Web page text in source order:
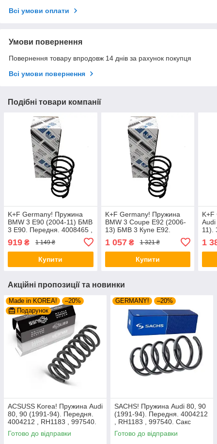
Всі умови оплати
Умови повернення
Повернення товару впродовж 14 днів за рахунок покупця
Всі умови повернення
Подібні товари компанії
K+F Germany! Пружина
BMW 3 E90 (2004-11) БМВ
3 Е90. Передня. 4008465 ,
Німеччина
919 ₴ 1 149 ₴
Купити
K+F Germany! Пружина
BMW 3 Coupe E92 (2006-
13) БМВ 3 Купе Е92.
Задня. 4208455 , RH6752 ,
994326. К+Ф Німеччина
1 057₴ 1 321 ₴
Купити
K+F
11).
1
Акційні пропозиції та новинки
Made in KOREA!
–20%
Подарунок
ACSUSS Korea! Пружина Audi
80, 90 (1991-94). Передня.
4004212 , RH1183 , 997540.
Аксусс Корея
Готово до відправки
GERMANY! –20%
SACHS! Пружина Audi 80, 90
(1991-94). Передня. 4004212
, RH1183 , 997540. Сакс
Готово до відправки